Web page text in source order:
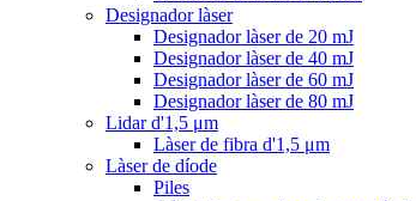
Designador làser
Designador làser de 20 mJ
Designador làser de 40 mJ
Designador làser de 60 mJ
Designador làser de 80 mJ
Lidar d'1,5 μm
Làser de fibra d'1,5 μm
Làser de díode
Piles